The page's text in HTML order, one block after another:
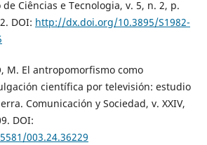
Ciências e Tecnologia, v. 5, n. 2, p.
DOI: http://dx.doi.org/10.3895/S1982-
M. El antropomorfismo como
científica por televisión: estudio
Comunicación y Sociedad, v. XXIV,
DOI:
003.24.36229